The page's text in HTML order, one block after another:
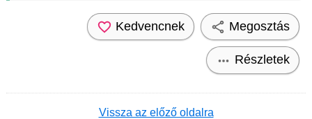
Kedvencnek Megosztás
Részletek
Vissza az előző oldalra